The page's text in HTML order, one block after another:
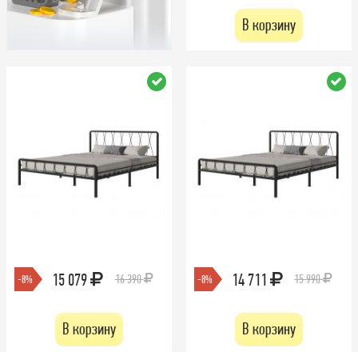
В корзину
-8% 15 079 16 390
В корзину
-8% 14 711 15 990
В корзину